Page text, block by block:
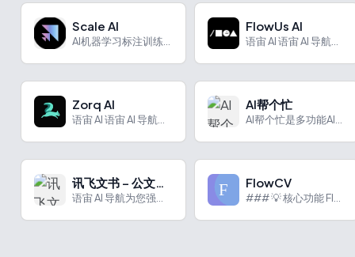
Scale AI FlowUs AI
Zorq AI AI帮个忙
讯飞文书 – 公文写作 FlowCV